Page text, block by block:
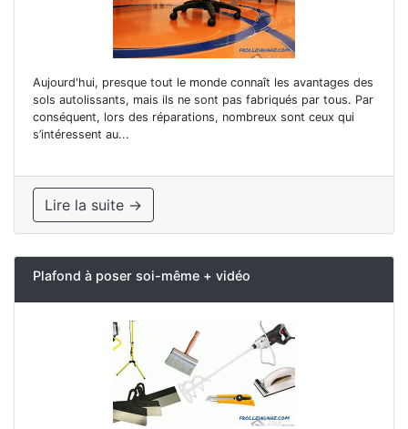
Aujourd'hui, presque tout le monde connaît les avantages des
sols autolissants, mais ils ne sont pas fabriqués par tous. Par
conséquent, lors des réparations, nombreux sont ceux qui
s’intéressent au...
Lire la suite →
Plafond à poser soi-même + vidéo